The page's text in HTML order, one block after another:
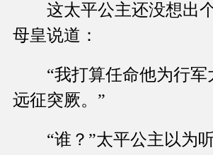
这太平公主还没想出
母皇说道：
“我打算任命他为行军
远征突厥。”
“谁？”太平公主以为听